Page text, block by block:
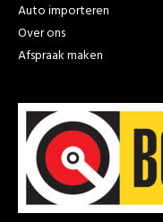
Auto importeren
Over ons
Afspraak maken